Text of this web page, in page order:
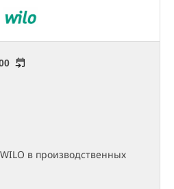
в производственных